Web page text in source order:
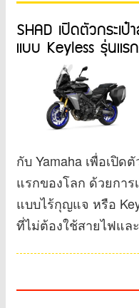
SHAD เปิดตัวกระเป๋
แบบ Keyless รุ่นแร
กับ Yamaha เพื่อเปิ
แรกของโลก ด้วยการ
แบบไร้กุญแจ หรือ
ที่ไม่ต้องใช้สายไฟแล